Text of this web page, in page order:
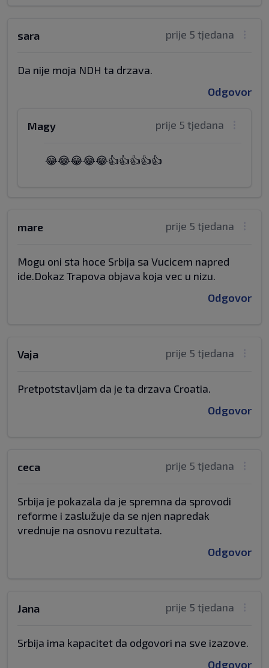
prije 5 tjedana
sara
Da nije moja NDH ta drzava.
Odgovor
prije 5 tjedana
Magy
😂😂😂😂😂👍👍👍👍👍
prije 5 tjedana
mare
Mogu oni sta hoce Srbija sa Vucicem napred
ide.Dokaz Trapova objava koja vec u nizu.
Odgovor
prije 5 tjedana
Vaja
Pretpotstavljam da je ta drzava Croatia.
Odgovor
prije 5 tjedana
ceca
Srbija je pokazala da je spremna da sprovodi
reforme i zaslužuje da se njen napredak
vrednuje na osnovu rezultata.
Odgovor
prije 5 tjedana
Jana
Srbija ima kapacitet da odgovori na sve izazove.
Odgovor